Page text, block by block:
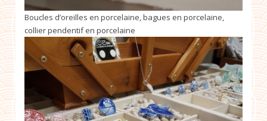
Boucles d’oreilles en porcelaine, bagues en porcelaine,
collier pendentif en porcelaine